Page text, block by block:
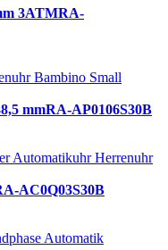
3ATMRA-
mmRA-AP0106S30B
AC0Q03S30B